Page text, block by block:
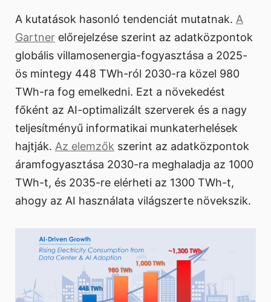
A kutatások hasonló tendenciát mutatnak. A
Gartner előrejelzése szerint az adatközpontok
globális villamosenergia-fogyasztása a 2025-
ös mintegy 448 TWh-ról 2030-ra közel 980
TWh-ra fog emelkedni. Ezt a növekedést
főként az AI-optimalizált szerverek és a nagy
teljesítményű informatikai munkaterhelések
hajtják. Az elemzők szerint az adatközpontok
áramfogyasztása 2030-ra meghaladja az 1000
TWh-t, és 2035-re elérheti az 1300 TWh-t,
ahogy az AI használata világszerte növekszik.